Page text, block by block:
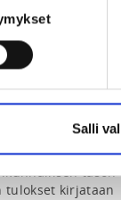
Salli
voi myös ilman
tason
tulokset kirjataan